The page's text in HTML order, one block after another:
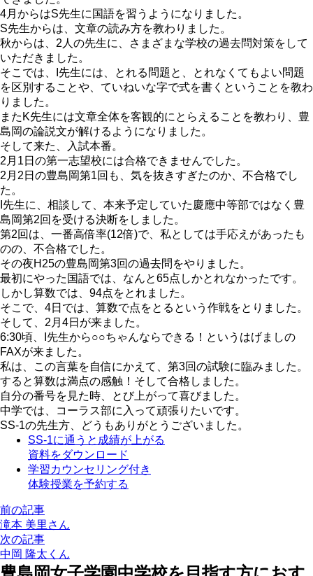
4月からはS先生に国語を習うようになりました。
S先生からは、文章の読み方を教わりました。
秋からは、2人の先生に、さまざまな学校の過去問対策をして
いただきました。
そこでは、I先生には、とれる問題と、とれなくてもよい問題
を区別することや、ていねいな字で式を書くということを教わ
りました。
またK先生には文章全体を客観的にとらえることを教わり、豊
島岡の論説文が解けるようになりました。
そして来た、入試本番。
2月1日の第一志望校には合格できませんでした。
2月2日の豊島岡第1回も、気を抜きすぎたのか、不合格でし
た。
I先生に、相談して、本来予定していた慶應中等部ではなく豊
島岡第2回を受ける決断をしました。
第2回は、一番高倍率(12倍)で、私としては手応えがあったも
のの、不合格でした。
その夜H25の豊島岡第3回の過去問をやりました。
最初にやった国語では、なんと65点しかとれなかったです。
しかし算数では、94点をとれました。
そこで、4日では、算数で点をとるという作戦をとりました。
そして、2月4日が来ました。
6:30頃、I先生から○○ちゃんならできる！というはげましの
FAXが来ました。
私は、この言葉を自信にかえて、第3回の試験に臨みました。
すると算数は満点の感触！そして合格しました。
自分の番号を見た時、とび上がって喜びました。
中学では、コーラス部に入って頑張りたいです。
SS-1の先生方、どうもありがとうございました。
SS-1に通うと成績が上がる
資料をダウンロード
学習カウンセリング付き
体験授業を予約する
前の記事
滝本 美里さん
次の記事
中岡 隆太くん